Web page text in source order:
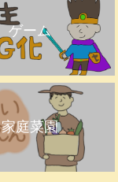
ゲーム
家庭菜園